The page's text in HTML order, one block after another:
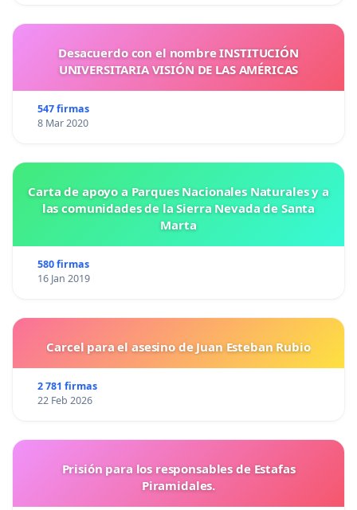
Desacuerdo con el nombre INSTITUCIÓN
UNIVERSITARIA VISIÓN DE LAS AMÉRICAS
547 firmas
8 Mar 2020
Carta de apoyo a Parques Nacionales Naturales y a
las comunidades de la Sierra Nevada de Santa
Marta
580 firmas
16 Jan 2019
Carcel para el asesino de Juan Esteban Rubio
2 781 firmas
22 Feb 2026
Prisión para los responsables de Estafas
Piramidales.